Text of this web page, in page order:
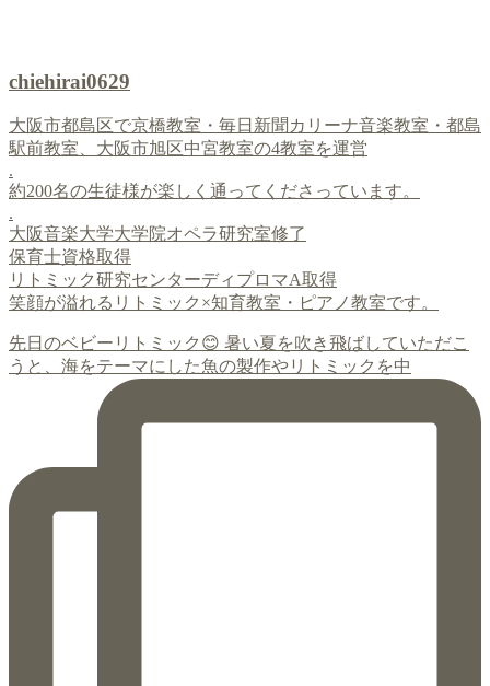
chiehirai0629
大阪市都島区で京橋教室・毎日新聞カリーナ音楽教室・都島
駅前教室、大阪市旭区中宮教室の4教室を運営
.
約200名の生徒様が楽しく通ってくださっています。
.
大阪音楽大学大学院オペラ研究室修了
保育士資格取得
リトミック研究センターディプロマA取得
笑顔が溢れるリトミック×知育教室・ピアノ教室です。
先日のベビーリトミック😊 暑い夏を吹き飛ばしていただこ
うと、海をテーマにした魚の製作やリトミックを中